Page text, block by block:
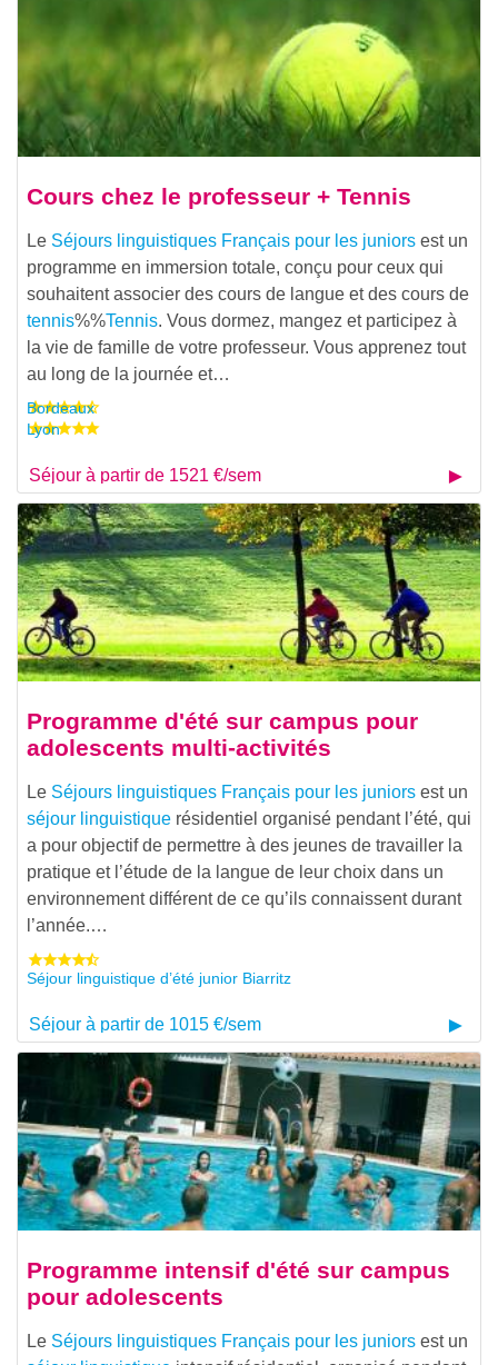
Cours chez le professeur + Tennis
Le Séjours linguistiques Français pour les juniors est un
programme en immersion totale, conçu pour ceux qui
souhaitent associer des cours de langue et des cours de
tennis%%Tennis. Vous dormez, mangez et participez à
la vie de famille de votre professeur. Vous apprenez tout
au long de la journée et…
Bordeaux
Lyon
Séjour à partir de 1521 €/sem
Programme d'été sur campus pour
adolescents multi-activités
Le Séjours linguistiques Français pour les juniors est un
séjour linguistique résidentiel organisé pendant l’été, qui
a pour objectif de permettre à des jeunes de travailler la
pratique et l’étude de la langue de leur choix dans un
environnement différent de ce qu’ils connaissent durant
l’année.…
Séjour linguistique d’été junior Biarritz
Séjour à partir de 1015 €/sem
Programme intensif d'été sur campus
pour adolescents
Le Séjours linguistiques Français pour les juniors est un